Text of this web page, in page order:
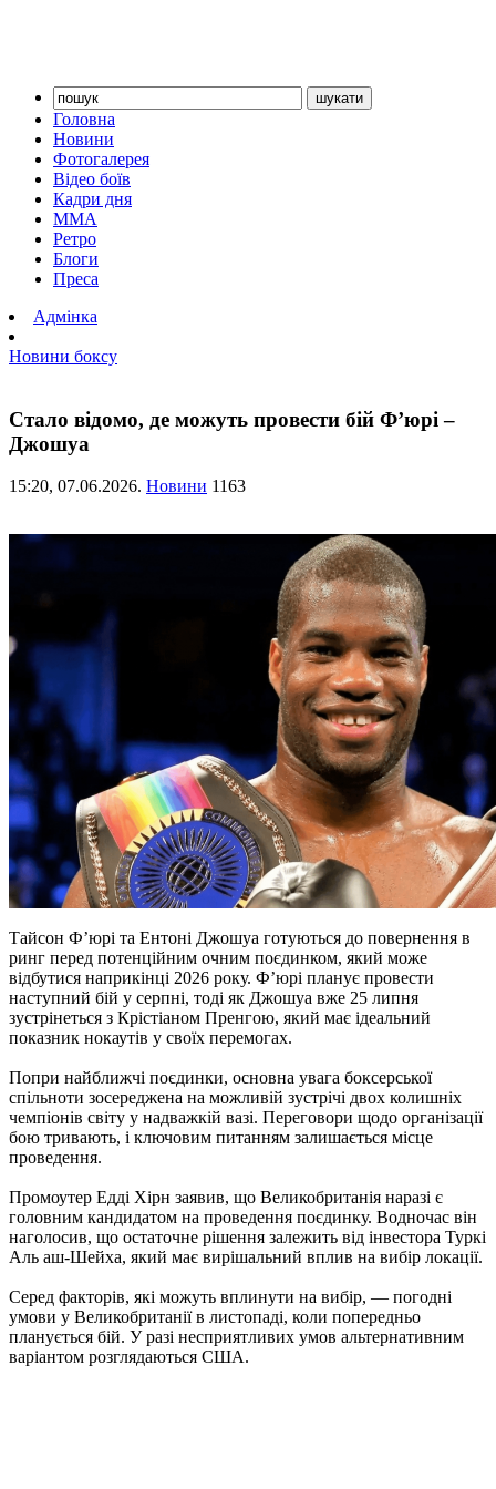
Головна
Новини
Фотогалерея
Відео боїв
Кадри дня
ММА
Ретро
Блоги
Преса
Адмінка
Новини боксу
Стало відомо, де можуть провести бій Ф’юрі –
Джошуа
15:20, 07.06.2026. Новини 1163
Тайсон Ф’юрі та Ентоні Джошуа готуються до повернення в
ринг перед потенційним очним поєдинком, який може
відбутися наприкінці 2026 року. Ф’юрі планує провести
наступний бій у серпні, тоді як Джошуа вже 25 липня
зустрінеться з Крістіаном Пренгою, який має ідеальний
показник нокаутів у своїх перемогах.
Попри найближчі поєдинки, основна увага боксерської
спільноти зосереджена на можливій зустрічі двох колишніх
чемпіонів світу у надважкій вазі. Переговори щодо організації
бою тривають, і ключовим питанням залишається місце
проведення.
Промоутер Едді Хірн заявив, що Великобританія наразі є
головним кандидатом на проведення поєдинку. Водночас він
наголосив, що остаточне рішення залежить від інвестора Туркі
Аль аш-Шейха, який має вирішальний вплив на вибір локації.
Серед факторів, які можуть вплинути на вибір, — погодні
умови у Великобританії в листопаді, коли попередньо
планується бій. У разі несприятливих умов альтернативним
варіантом розглядаються США.